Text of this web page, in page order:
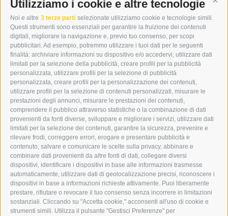
Utilizziamo i cookie e altre tecnologie
Noi e altre 3 terze parti selezionate utilizziamo cookie e tecnologie simili.
Questi strumenti sono essenziali per garantire la fruizione dei contenuti
digitali, migliorare la navigazione e, previo tuo consenso, per scopi
pubblicitari. Ad esempio, potremmo utilizzare i tuoi dati per le seguenti
finalità: archiviare informazioni su dispositivo e/o accedervi, utilizzare dati
limitati per la selezione della pubblicità, creare profili per la pubblicità
personalizzata, utilizzare profili per la selezione di pubblicità
personalizzata, creare profili per la personalizzazione dei contenuti,
utilizzare profili per la selezione di contenuti personalizzati, misurare le
prestazioni degli annunci, misurare le prestazioni dei contenuti,
comprendere il pubblico attraverso statistiche o la combinazione di dati
provenienti da fonti diverse, sviluppare e migliorare i servizi, utilizzare dati
limitati per la selezione dei contenuti, garantire la sicurezza, prevenire e
rilevare frodi, correggere errori, erogare e presentare pubblicità e
contenuto, salvare e comunicare le scelte sulla privacy, abbinare e
combinare dati provenienti da altre fonti di dati, collegare diversi
dispositivi, identificare i dispositivi in base alle informazioni trasmesse
automaticamente, utilizzare dati di geolocalizzazione precisi, riconoscere i
dispositivi in base a informazioni richieste attivamente. Puoi liberamente
prestare, rifiutare o revocare il tuo consenso senza incorrere in limitazioni
sostanziali. Cliccando su "Accetta cookie," acconsenti all'uso di cookie e
strumenti simili. Utilizza il pulsante "Gestisci Preferenze" per
I-39049 VIPITENO
TEL.: +39 0472 766876
GRAFIK@DERERKER.IT
INFO@DERERKER.IT
BARBARA.FONTANA@DERERKER.IT
ERKER
PUBBLICITÀ NELL’ERKER
PUBBLICITÀ ONLINE
ADDEBITO DIRETTO SEPA
REGOLAMENTO COMMENTI
ONLINE VOTING
SERVICE
EVENTI
ANNUNCI